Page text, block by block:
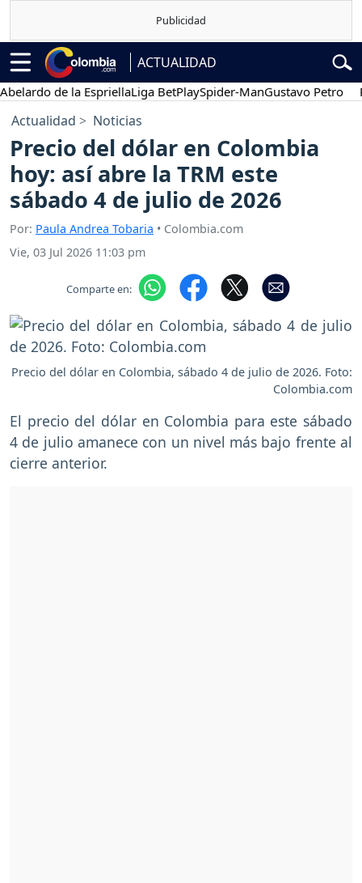
ACTUALIDAD
de la EspriellaLiga BetPlaySpider-ManGustavo Petro
Actualidad Noticias
Precio del dólar en Colombia
hoy: así abre la TRM este
sábado 4 de julio de 2026
Por: Paula Andrea Tobaria • Colombia.com
Vie, 03 Jul 2026 11:03 pm
Comparte en:
Precio del dólar en Colombia, sábado 4 de julio de 2026. Foto:
Colombia.com
El precio del dólar en Colombia para este sábado
4 de julio amanece con un nivel más bajo frente al
cierre anterior.